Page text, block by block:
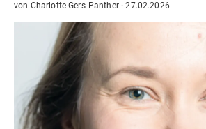
von Charlotte Gers‐Panther·27.02.2026